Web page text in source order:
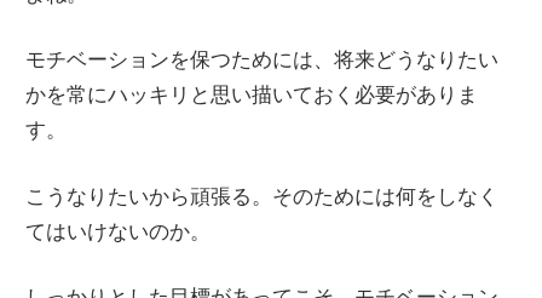
モチベーションを保つためには、将来どうなりたい
かを常にハッキリと思い描いておく必要がありま
す。
こうなりたいから頑張る。そのためには何をしなく
てはいけないのか。